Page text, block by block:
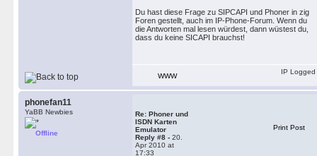
Du hast diese Frage zu SIPCAPI und Phoner in zig
Foren gestellt, auch im IP-Phone-Forum. Wenn du
die Antworten mal lesen würdest, dann wüstest du,
dass du keine SICAPI brauchst!
WWW
IP Logged
phonefan11
YaBB Newbies
Offline
Re: Phoner und
ISDN Karten
Emulator
Reply #8 - 20.
Apr 2010 at
17:33
Print Post